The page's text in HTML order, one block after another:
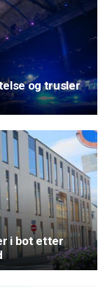
og trusler
i bot etter